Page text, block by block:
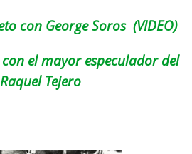
con George Soros (VIDEO)
el mayor especulador del
Tejero